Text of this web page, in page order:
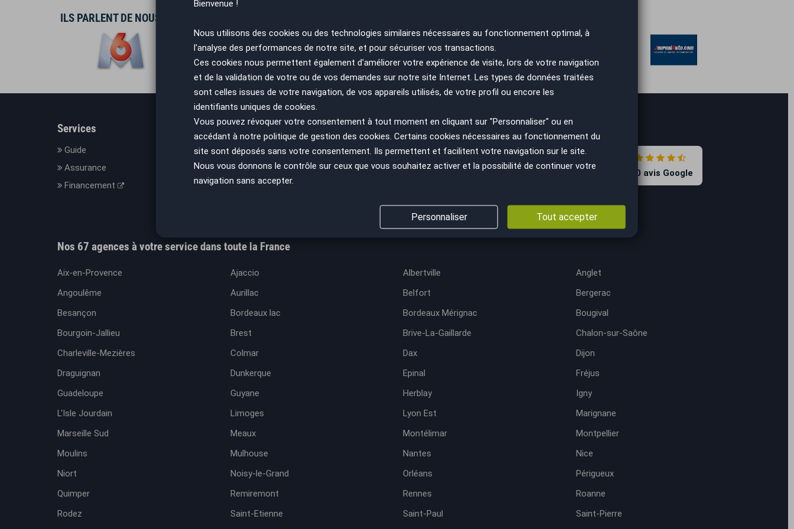
ILS PARLENT DE NOUS
Services
Guide
Assurance
Financement
En savoir plus
Le concept
Nos CGV
Mesures sanitaires
Nous suivre
Facebook
LinkedIn
8590 avis Google
Nos 67 agences à votre service dans toute la France
Aix-en-Provence Ajaccio Albertville
Anglet
Angoulême
Aurillac Belfort
Bergerac
Besançon
Bordeaux lac Bordeaux Mérignac
Bougival
Bourgoin-Jallieu
Brest Brive-La-Gaillarde
Chalon-sur-Saône
Charleville-Mezières
Colmar Dax
Dijon
Draguignan
Dunkerque Epinal
Fréjus
Guadeloupe
Guyane Herblay
Igny
L'Isle Jourdain
Limoges Lyon Est
Marignane
Marseille Sud
Meaux Montélimar
Montpellier
Moulins
Mulhouse Nantes
Nice
Niort
Noisy-le-Grand Orléans
Périgueux
Quimper
Remiremont Rennes
Roanne
Rodez
Saint-Etienne Saint-Paul
Saint-Pierre
Bienvenue !
Nous utilisons des cookies ou des technologies similaires nécessaires au fonctionnement optimal, à
l'analyse des performances de notre site, et pour sécuriser vos transactions.
Ces cookies nous permettent également d'améliorer votre expérience de visite, lors de votre navigation
et de la validation de votre ou de vos demandes sur notre site Internet. Les types de données traitées
sont celles issues de votre navigation, de vos appareils utilisés, de votre profil ou encore les
identifiants uniques de cookies.
Vous pouvez révoquer votre consentement à tout moment en cliquant sur "Personnaliser" ou en
accédant à notre politique de gestion des cookies . Certains cookies nécessaires au fonctionnement du
site sont déposés sans votre consentement. Ils permettent et facilitent votre navigation sur le site.
Nous vous donnons le contrôle sur ceux que vous souhaitez activer et la possibilité de continuer votre
navigation sans accepter.
Tout accepter
Personnaliser